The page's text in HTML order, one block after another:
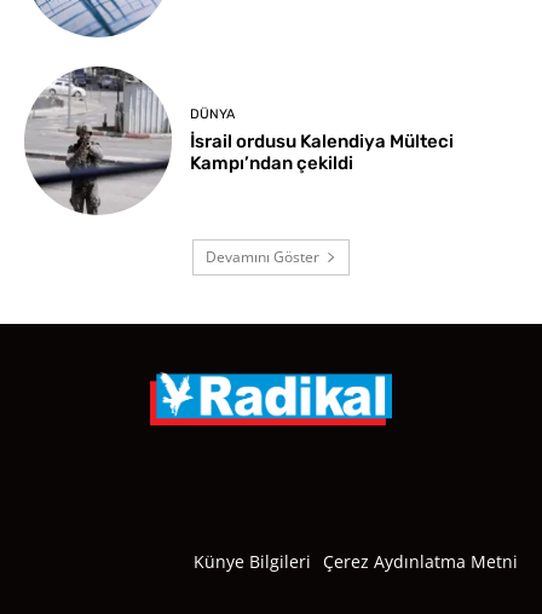
DÜNYA
İsrail ordusu Kalendiya Mülteci
Kampı’ndan çekildi
Devamını Göster
Künye Bilgileri Çerez Aydınlatma Metni